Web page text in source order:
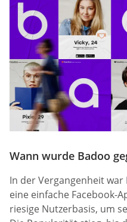
Wann wurde Badoo
In der Vergangenheit
eine einfache Facebook-
riesige Nutzerbasis, um